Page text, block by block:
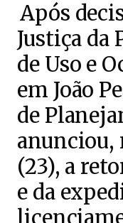
Após
Justiça da
de Uso e
em João
de
anunciou,
(23), a
e da